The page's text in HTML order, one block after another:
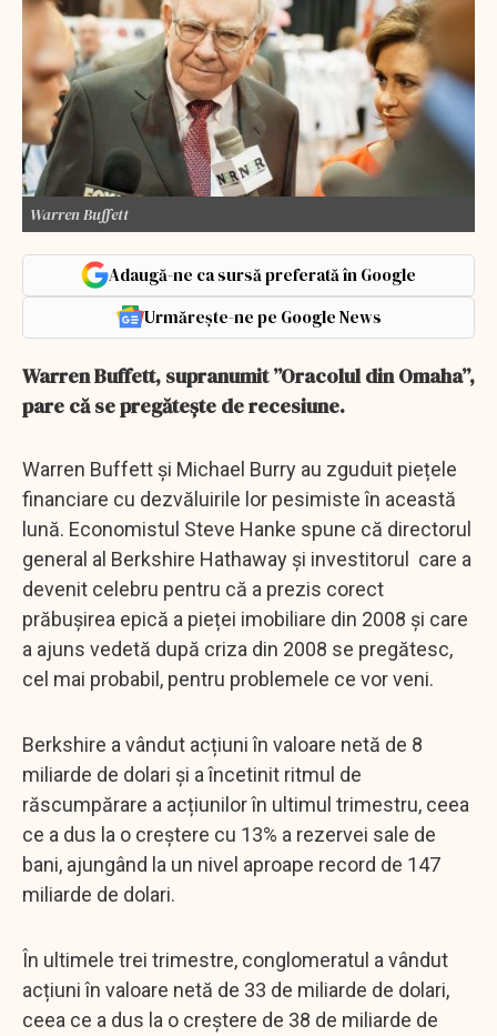
Warren Buffett
Adaugă-ne ca sursă preferată în Google
Urmărește-ne pe Google News
Warren Buffett, supranumit ”Oracolul din Omaha”,
pare că se pregătește de recesiune.
Warren Buffett și Michael Burry au zguduit piețele
financiare cu dezvăluirile lor pesimiste în această
lună. Economistul Steve Hanke spune că directorul
general al Berkshire Hathaway și investitorul care a
devenit celebru pentru că a prezis corect
prăbușirea epică a pieței imobiliare din 2008 și care
a ajuns vedetă după criza din 2008 se pregătesc,
cel mai probabil, pentru problemele ce vor veni.
Berkshire a vândut acțiuni în valoare netă de 8
miliarde de dolari și a încetinit ritmul de
răscumpărare a acțiunilor în ultimul trimestru, ceea
ce a dus la o creștere cu 13% a rezervei sale de
bani, ajungând la un nivel aproape record de 147
miliarde de dolari.
În ultimele trei trimestre, conglomeratul a vândut
acțiuni în valoare netă de 33 de miliarde de dolari,
ceea ce a dus la o creștere de 38 de miliarde de